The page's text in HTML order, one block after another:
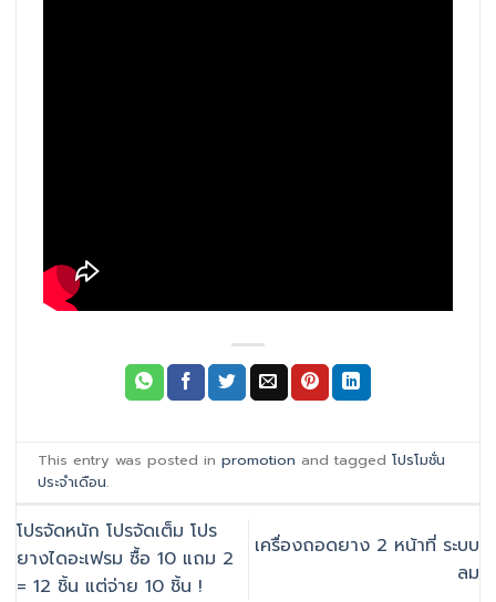
This entry was posted inpromotion and taggedโปรโมชั่น
ประจำเดือน.
โปรจัดหนัก โปรจัดเต็ม โปร
ยางไดอะเฟรม ซื้อ 10 แถม 2
= 12 ชิ้น แต่จ่าย 10 ชิ้น !
เครื่องถอดยาง 2 หน้าที่ ระบบ
ลม